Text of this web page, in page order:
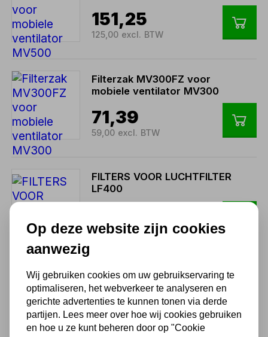
151,25
125,00 excl. BTW
Filterzak MV300FZ voor
mobiele ventilator MV300
71,39
59,00 excl. BTW
FILTERS VOOR LUCHTFILTER
LF400
23,90 excl. BTW
Filterzak MV600FZ voor
mobiele ventilator MV600
180,29
149,00 excl. BTW
Op deze website zijn cookies
aanwezig
Wij gebruiken cookies om uw gebruikservaring te
optimaliseren, het webverkeer te analyseren en
gerichte advertenties te kunnen tonen via derde
partijen. Lees meer over hoe wij cookies gebruiken
en hoe u ze kunt beheren door op "Cookie